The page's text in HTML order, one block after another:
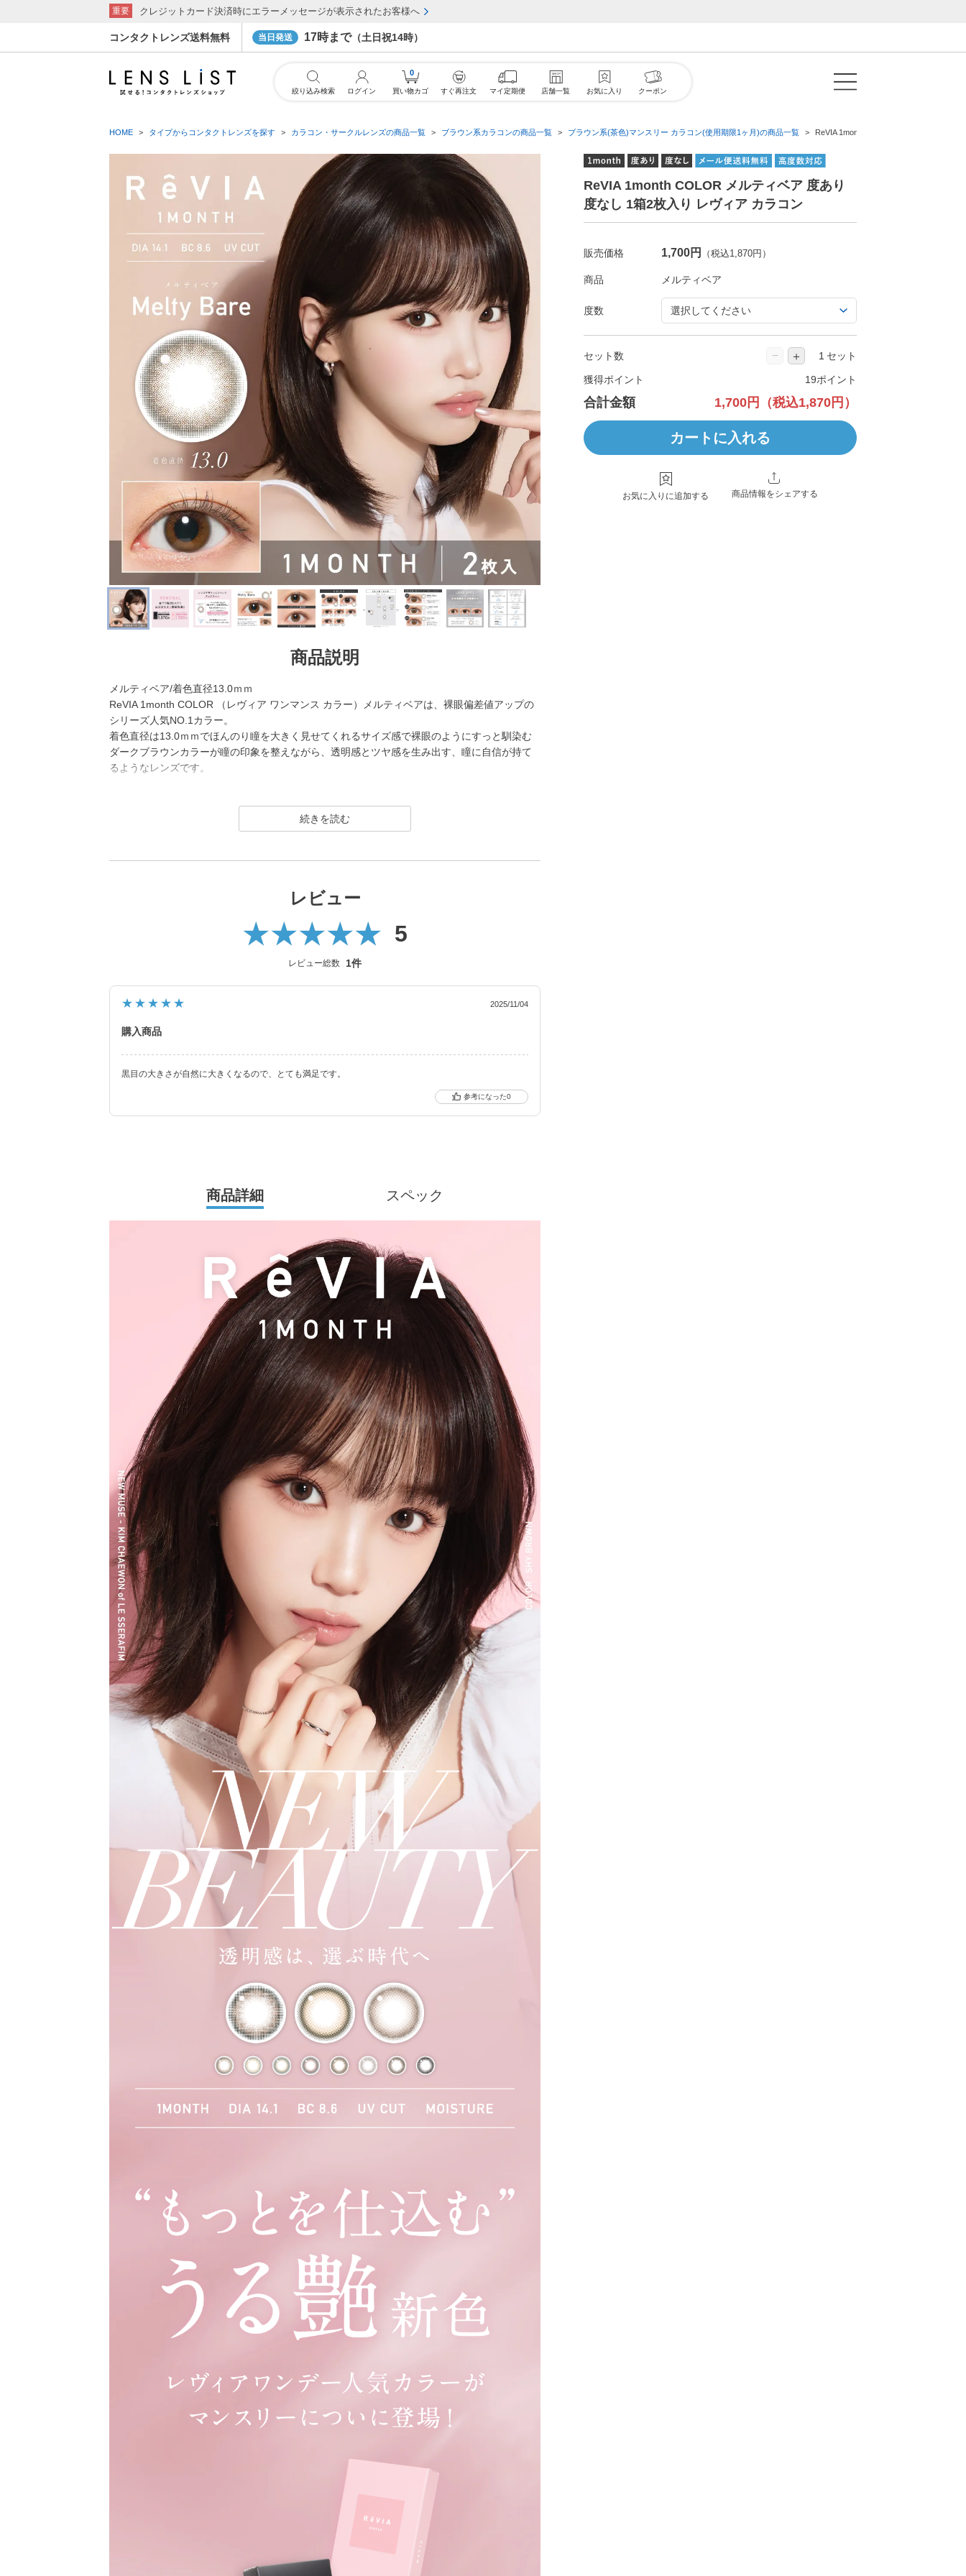
コンタクトレンズ送料無料 当日発送 17時まで（土日祝14時）
重要 クレジットカード決済時にエラーメッセージが表示されたお客様へ
HOME タイプからコンタクトレンズを探す カラコン・サークルレンズの商品一覧 ブラウン系カラコンの商品一覧 ブラウン系(茶色)マンスリー カラコン(使用期限1ヶ月)の商品一覧 ReVIA 1month COLOR メルティベア 度
ReVIA 1month COLOR メルティベア 度あり
度なし 1箱2枚入り レヴィア カラコン
販売価格 1,700円 （税込1,870円）
商品
度数
セット数 − ＋ セット
獲得ポイント 19ポイント
合計金額 1,700円 （税込1,870円）
カートに入れる
お気に入りに追加する 商品情報をシェアする
商品説明
メルティベア/着色直径13.0ｍｍ
ReVIA 1month COLOR （レヴィア ワンマンス カラー）メルティベアは、裸眼偏差値アップの
シリーズ人気NO.1カラー。
着色直径は13.0ｍｍでほんのり瞳を大きく見せてくれるサイズ感で裸眼のようにすっと馴染む
ダークブラウンカラーが瞳の印象を整えながら、透明感とツヤ感を生み出す、瞳に自信が持て
るようなレンズです。
イトバリア）／TORIC（トーリック） といった幅広いシリーズを展開しており、その中でもカ
を採用することで ナチュラルでありながらも印象的な瞳を演出します。
2026年には、ブランド誕生から10周年を迎えるにあたり、新イメージモデルにKIM CHAEWON
（キム・チェウォン）さんが就任し、イメージを一新しました。
ク）も誕生し、さらに充実したラインナップに。
裸眼風のナチュラルデザインから、さりげなく盛れるタイプ、普段使いに最適なサークルレン
います。
レビュー
5
レビュー総数 1件
★★★★★ 2025/11/04
購入商品
黒目の大きさが自然に大きくなるので、とても満足です。
0
商品詳細 スペック
絞り込み検索 ログイン
0
買い物カゴ すぐ再注文 マイ定期便 店舗一覧 お気に入り クーポン
クーポン詳細